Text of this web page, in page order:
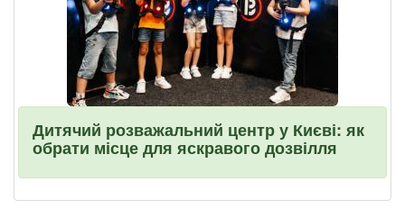
Дитячий розважальний центр у Києві: як
обрати місце для яскравого дозвілля